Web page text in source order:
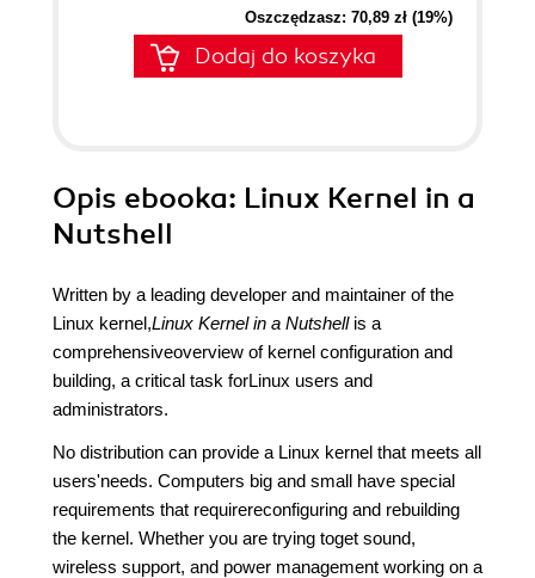
Oszczędzasz: 70,89 zł (19%)
Dodaj do koszyka
Opis ebooka: Linux Kernel in a
Nutshell
Written by a leading developer and maintainer of the
Linux kernel,Linux Kernel in a Nutshellis a
comprehensiveoverview of kernel configuration and
building, a critical task forLinux users and
administrators.
No distribution can provide a Linux kernel that meets all
users'needs. Computers big and small have special
requirements that requirereconfiguring and rebuilding
the kernel. Whether you are trying toget sound,
wireless support, and power management working on a